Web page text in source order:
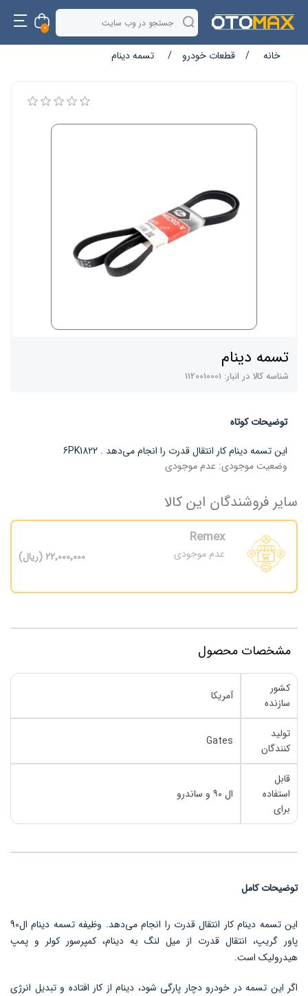
0
خانه / قطعات خودرو / تسمه دینام
تسمه دینام
شناسه کالا در انبار: 1120010001
توضیحات کوتاه
این تسمه دینام کار انتقال قدرت را انجام می‌دهد . 6PK1822
وضعیت موجودی: عدم موجودی
سایر فروشندگان این کالا
Remex
عدم موجودی 22٬000٬000 (ریال)
مشخصات محصول
کشور
سازنده
آمریکا
تولید
کنندگان
Gates
قابل
استفاده
برای
ال ۹۰ و ساندرو
توضیحات کامل
این تسمه دینام کار انتقال قدرت را انجام می‌دهد. وظیفه تسمه دینام ال90
پاور گریپ، انتقال قدرت از میل لنگ به دینام، کمپرسور کولر و پمپ
هیدرولیک است.
اگر این تسمه در خودرو دچار پارگی شود، دینام از کار افتاده و تبدیل انرژی